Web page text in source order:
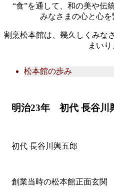
“食”を通して、和の美や伝
みなさまの心と心
割烹松本館は、幾久しくみな
まいり
松本館の歩み
明治23年 初代 長谷川
初代 長谷川輿五郎
創業当時の松本館正面玄関